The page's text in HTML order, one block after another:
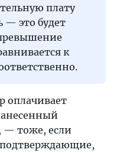
плату
— это будет
к
оплачивает
— тоже, если